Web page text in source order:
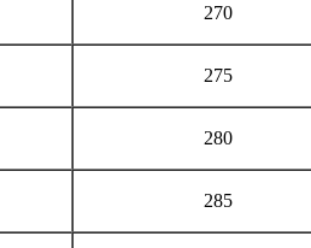
270
275
280
285